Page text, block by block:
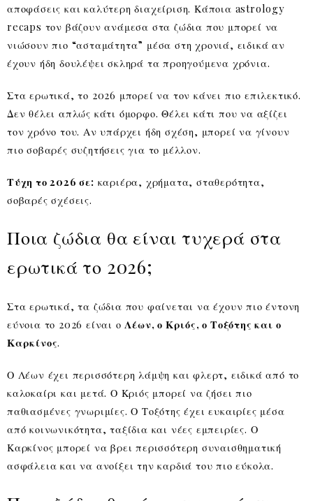
αποφάσεις και καλύτερη διαχείριση. Κάποια astrology
recaps τον βάζουν ανάμεσα στα ζώδια που μπορεί να
νιώσουν πιο “ασταμάτητα” μέσα στη χρονιά, ειδικά αν
έχουν ήδη δουλέψει σκληρά τα προηγούμενα χρόνια.
Στα ερωτικά, το 2026 μπορεί να τον κάνει πιο επιλεκτικό.
Δεν θέλει απλώς κάτι όμορφο. Θέλει κάτι που να αξίζει
τον χρόνο του. Αν υπάρχει ήδη σχέση, μπορεί να γίνουν
πιο σοβαρές συζητήσεις για το μέλλον.
Τύχη το 2026 σε: καριέρα, χρήματα, σταθερότητα,
σοβαρές σχέσεις.
Ποια ζώδια θα είναι τυχερά στα
ερωτικά το 2026;
Στα ερωτικά, τα ζώδια που φαίνεται να έχουν πιο έντονη
εύνοια το 2026 είναι ο Λέων, ο Κριός, ο Τοξότης και ο
Καρκίνος.
Ο Λέων έχει περισσότερη λάμψη και φλερτ, ειδικά από το
καλοκαίρι και μετά. Ο Κριός μπορεί να ζήσει πιο
παθιασμένες γνωριμίες. Ο Τοξότης έχει ευκαιρίες μέσα
από κοινωνικότητα, ταξίδια και νέες εμπειρίες. Ο
Καρκίνος μπορεί να βρει περισσότερη συναισθηματική
ασφάλεια και να ανοίξει την καρδιά του πιο εύκολα.